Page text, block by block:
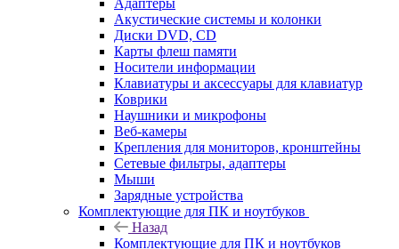
Адаптеры
Акустические системы и колонки
Диски DVD, CD
Карты флеш памяти
Носители информации
Клавиатуры и аксессуары для клавиатур
Коврики
Наушники и микрофоны
Веб-камеры
Крепления для мониторов, кронштейны
Сетевые фильтры, адаптеры
Мыши
Зарядные устройства
Комплектующие для ПК и ноутбуков
Назад
Комплектующие для ПК и ноутбуков